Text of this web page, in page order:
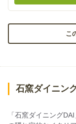
こ
石窯ダイニン
「石窯ダイニング